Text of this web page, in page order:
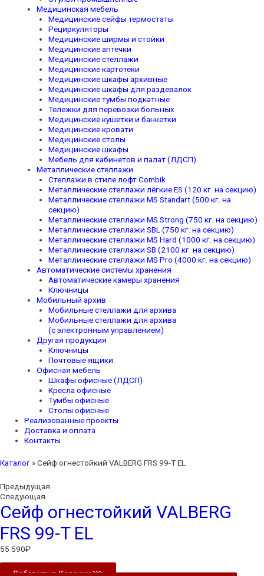
Медицинская мебель
Медицинские сейфы термостаты
Рециркуляторы
Медицинские ширмы и стойки
Медицинские аптечки
Медицинские стеллажи
Медицинские картотеки
Медицинские шкафы архивные
Медицинские шкафы для раздевалок
Медицинские тумбы подкатные
Тележки для перевозки больных
Медицинские кушетки и банкетки
Медицинские кровати
Медицинские столы
Медицинские шкафы
Мебель для кабинетов и палат (ЛДСП)
Металлические стеллажи
Стеллажи в стиле лофт Combik
Металлические стеллажи лёгкие ES (120 кг. на секцию)
Металлические стеллажи MS Standart (500 кг. на
секцию)
Металлические стеллажи MS Strong (750 кг. на секцию)
Металлические стеллажи SBL (750 кг. на секцию)
Металлические стеллажи MS Hard (1000 кг. на секцию)
Металлические стеллажи SB (2100 кг. на секцию)
Металлические стеллажи MS Pro (4000 кг. на секцию)
Автоматические системы хранения
Автоматические камеры хранения
Ключницы
Мобильный архив
Мобильные стеллажи для архива
Мобильные стеллажи для архива
(с электронным управлением)
Другая продукция
Ключницы
Почтовые ящики
Офисная мебель
Шкафы офисные (ЛДСП)
Кресла офисные
Тумбы офисные
Столы офисные
Реализованные проекты
Доставка и оплата
Контакты
Каталог »Сейф огнестойкий VALBERG FRS 99-T EL
Предыдущая
Следующая
Сейф огнестойкий VALBERG
FRS 99-T EL
55 590₽
Добавить в Корзину ⋙